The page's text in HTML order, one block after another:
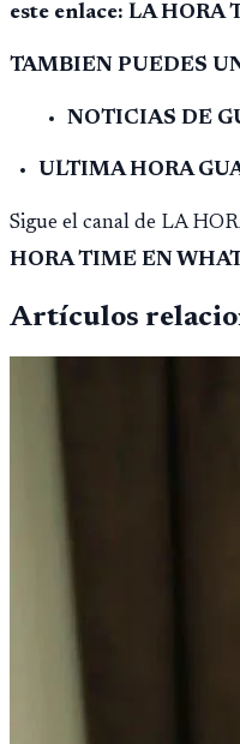
este enlace: LA HORA
TAMBIEN PUEDES
NOTICIAS DE
ULTIMA HORA
Sigue el canal de LA
HORA TIME EN
Artículos